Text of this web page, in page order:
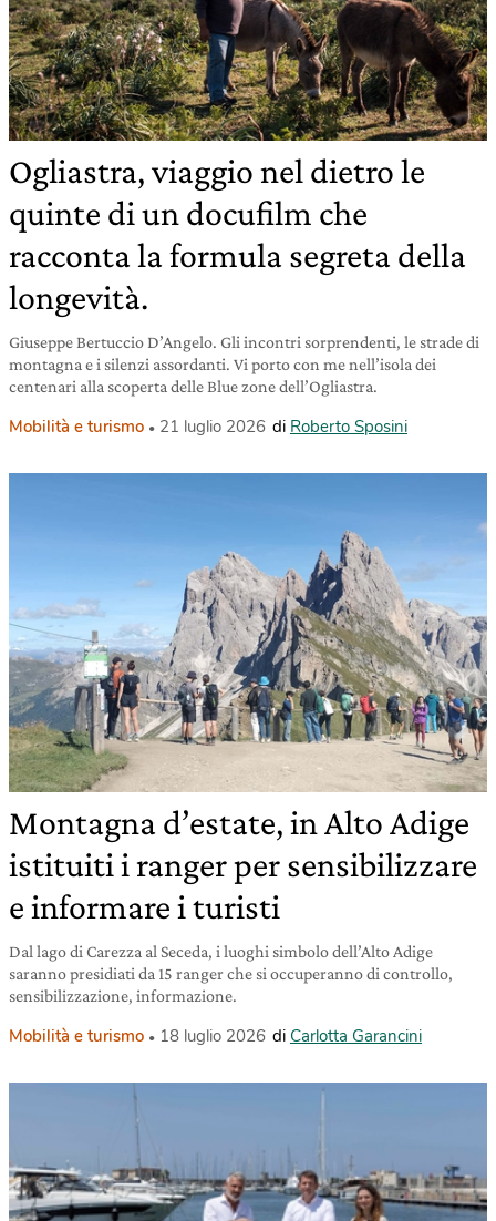
Ogliastra, viaggio nel dietro le
quinte di un docufilm che
racconta la formula segreta della
longevità.
Giuseppe Bertuccio D’Angelo. Gli incontri sorprendenti, le strade di
montagna e i silenzi assordanti. Vi porto con me nell’isola dei
centenari alla scoperta delle Blue zone dell’Ogliastra.
Mobilità e turismo 21 luglio 2026 di Roberto Sposini
Montagna d’estate, in Alto Adige
istituiti i ranger per sensibilizzare
e informare i turisti
Dal lago di Carezza al Seceda, i luoghi simbolo dell’Alto Adige
saranno presidiati da 15 ranger che si occuperanno di controllo,
sensibilizzazione, informazione.
Mobilità e turismo 18 luglio 2026 di Carlotta Garancini